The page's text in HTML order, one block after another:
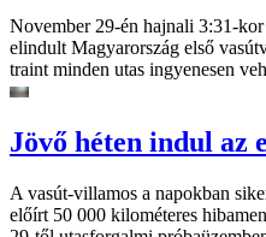
November 29-én hajnali 3:31-
elindult Magyarország első
traint minden utas ingyenesen
Jövő héten indul az
A vasút-villamos a napokban
előírt 50 000 kilométeres